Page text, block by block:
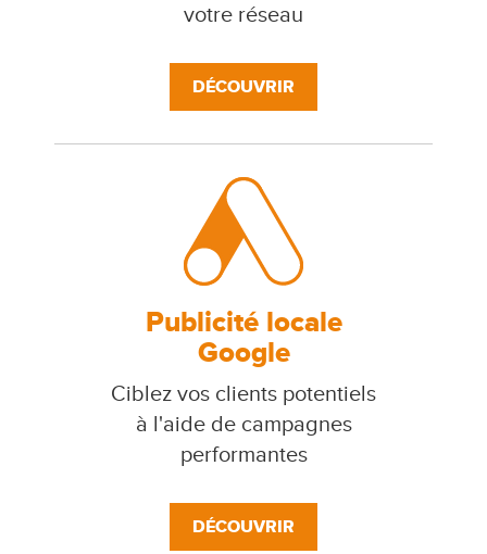
votre réseau
DÉCOUVRIR
Publicité locale
Google
Ciblez vos clients potentiels
à l'aide de campagnes
performantes
DÉCOUVRIR